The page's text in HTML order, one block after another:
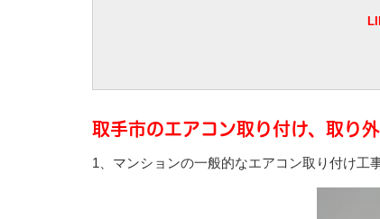
取手市のエアコン取り付け、取り
1、マンションの一般的なエアコン取り付け工